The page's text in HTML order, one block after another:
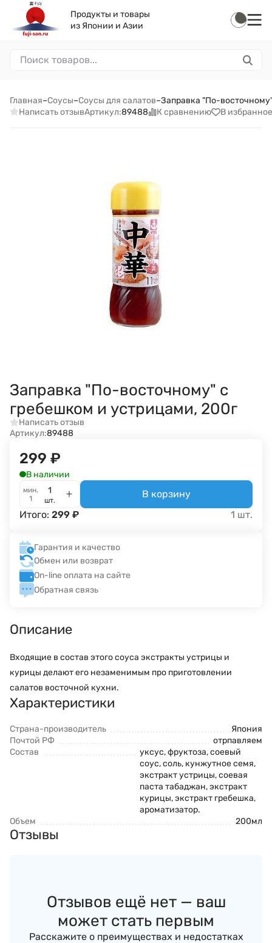
Продукты и товары
из Японии и Азии
Главная–Соусы–Соусы для салатов–Заправка "По-
Написать отзывАртикул:89488 К сравнению В избранное
Заправка "По-восточному" с
гребешком и устрицами, 200г
Написать отзыв
Артикул:89488
299 ₽
В наличии
мин.
1
шт.
В корзину
Итого: 299 ₽ 1 шт.
Гарантия и качество
Обмен или возврат
On-line оплата на сайте
Обратная связь
Описание
Входящие в состав этого соуса экстракты устрицы и
курицы делают его незаменимым про приготовлении
салатов восточной кухни.
Характеристики
Страна-производитель
Япония
Почтой РФ
отрпавляем
Состав
уксус, фруктоза, соевый
соус, соль, кунжутное семя,
экстракт устрицы, соевая
паста табаджан, экстракт
курицы, экстракт гребешка,
ароматизатор.
Объем
200мл
Отзывы
Отзывов ещё нет — ваш
может стать первым
Расскажите о преимуществах и недостатках